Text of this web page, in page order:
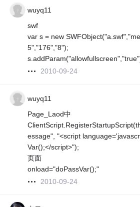
wuyq11
swf
var s = new
5","176","8");
2010-09-24
wuyq11
Page_Laod中
essage", "<script
Var();</script>");
页面
onload="doPassVar();"
2010-09-24